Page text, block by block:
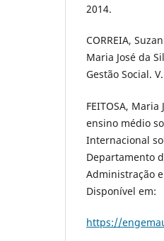
2014.
CORREIA,
Maria José da
Gestão Social.
FEITOSA,
ensino médio
Internacional
Departamento
Administração
Disponível em:
https://